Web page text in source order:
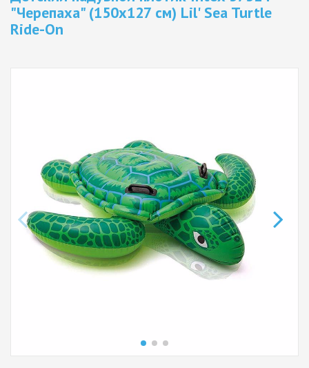
"Черепаха" (150х127 см) Lil' Sea Turtle
Ride-On